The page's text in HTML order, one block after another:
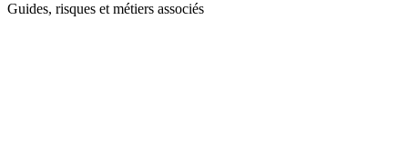
Guides, risques et métiers associés